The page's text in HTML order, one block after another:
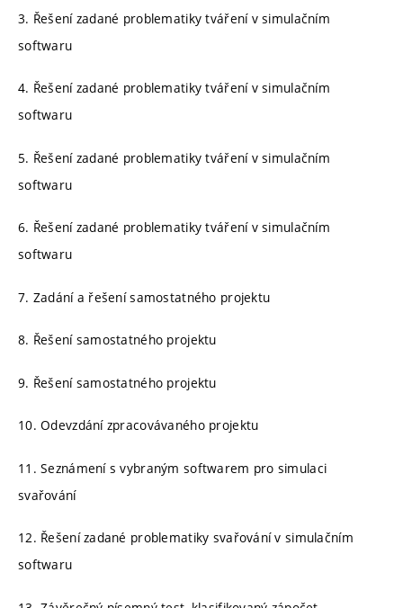
3. Řešení zadané problematiky tváření v simulačním
softwaru
4. Řešení zadané problematiky tváření v simulačním
softwaru
5. Řešení zadané problematiky tváření v simulačním
softwaru
6. Řešení zadané problematiky tváření v simulačním
softwaru
7. Zadání a řešení samostatného projektu
8. Řešení samostatného projektu
9. Řešení samostatného projektu
10. Odevzdání zpracovávaného projektu
11. Seznámení s vybraným softwarem pro simulaci
svařování
12. Řešení zadané problematiky svařování v simulačním
softwaru